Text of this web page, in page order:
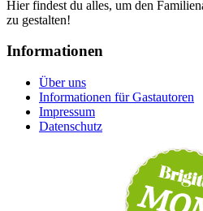
Hier findest du alles, um den
zu gestalten!
Informationen
Über uns
Informationen für Gastautoren
Impressum
Datenschutz